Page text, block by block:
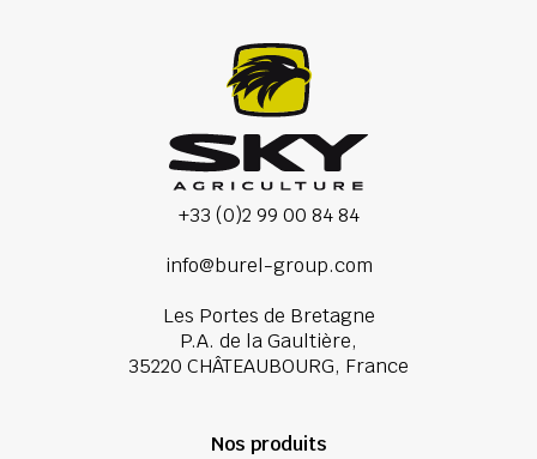
+33 (0)2 99 00 84 84
info@burel-group.com
Les Portes de Bretagne
P.A. de la Gaultière,
35220 CHÂTEAUBOURG, France
Nos produits